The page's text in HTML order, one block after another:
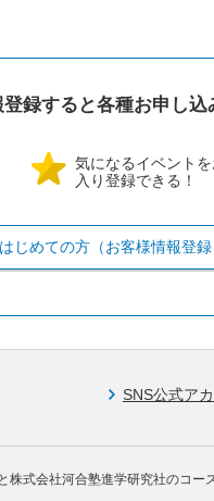
録すると各種お申し
気になるイベント
入り登録できる！
はじめての方（お客様情報登録
SNS公式ア
式会社河合塾進学研究社のコー